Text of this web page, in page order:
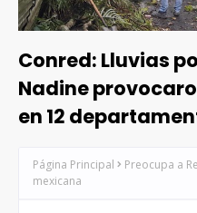
Conred: Lluvias
Nadine
en 12
Página Principal
Preocupa a
mexicana